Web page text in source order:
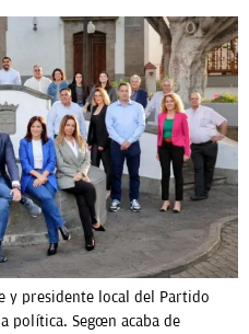
y presidente local del Partido
política. Según acaba de